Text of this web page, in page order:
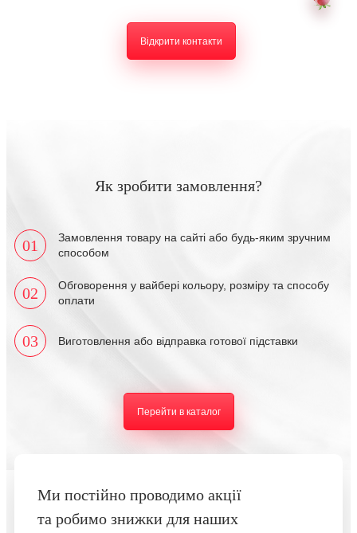
Відкрити контакти
Як зробити замовлення?
01
Замовлення товару на сайті або будь-яким зручним
способом
02
Обговорення у вайбері кольору, розміру та способу
оплати
03 Виготовлення або відправка готової підставки
Перейти в каталог
Ми постійно проводимо акції
та робимо знижки для наших